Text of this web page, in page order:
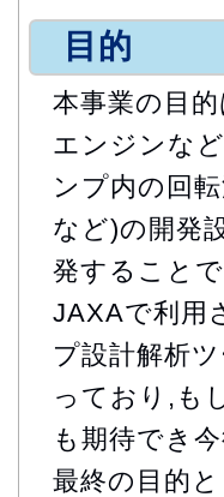
目的
本事業の目
エンジンな
ンプ内の回
など)の開発
発すること
JAXAで利用
プ設計解析
っており,も
も期待でき
最終の目的